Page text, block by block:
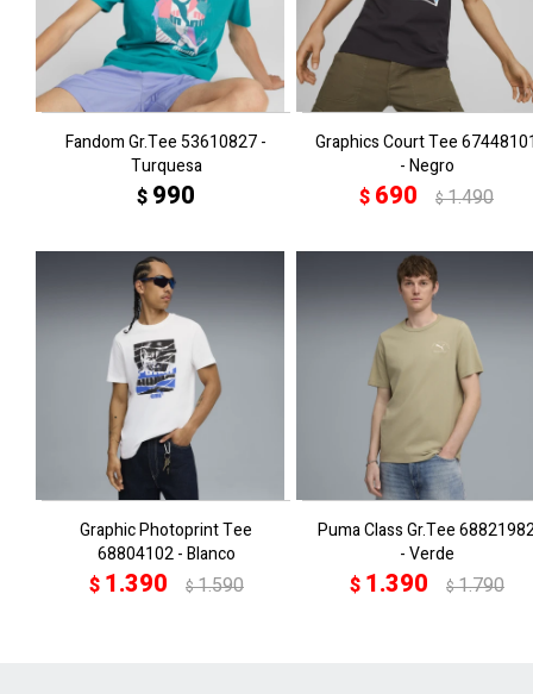
Fandom Gr.Tee 53610827 -
Turquesa
$ 990
Graphics Court Tee
- Negro
$ 690 $1.490
Graphic Photoprint Tee
68804102 - Blanco
$ 1.390 $1.590
Puma Class Gr.Tee
- Verde
$ 1.390 $1.790